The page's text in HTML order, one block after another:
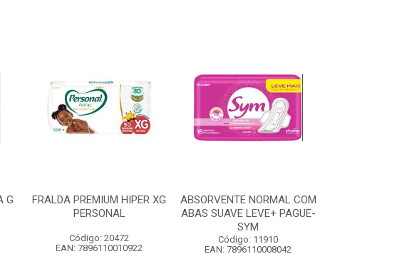
G
FRALDA PREMIUM HIPER XG
PERSONAL
Código: 20472
EAN: 7896110010922
ABSORVENTE NORMAL COM
ABAS SUAVE LEVE+ PAGUE-
SYM
Código: 11910
EAN: 7896110008042